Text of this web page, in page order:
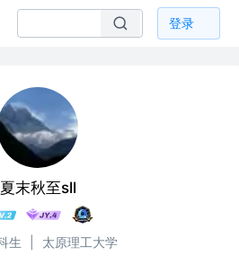
登录
夏末秋至sll
生 太原理工大学